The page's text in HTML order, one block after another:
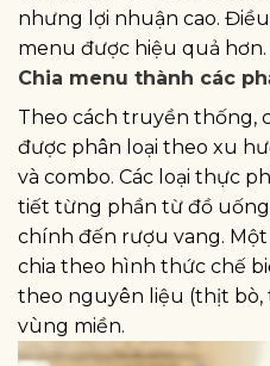
nhưng lợi nhuận cao.
menu được hiệu quả hơn.
Chia menu thành các
Theo cách truyền thống,
được phân loại theo xu
và combo. Các loại thực
tiết từng phần từ đồ
chính đến rượu vang. Một
chia theo hình thức chế
theo nguyên liệu (thịt bò,
vùng miền.